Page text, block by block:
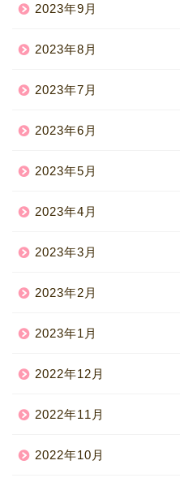
2023年9月
2023年8月
2023年7月
2023年6月
2023年5月
2023年4月
2023年3月
2023年2月
2023年1月
2022年12月
2022年11月
2022年10月